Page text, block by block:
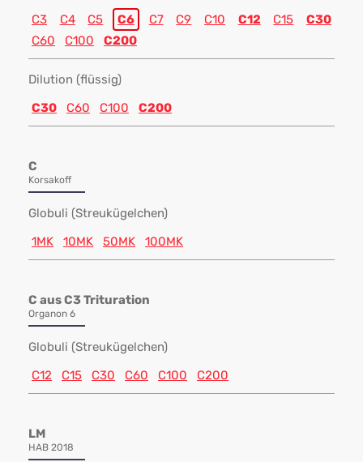
C3 C4 C5 C6 C7 C9 C10 C12 C15
C30
C60
C100 C200
Dilution (flüssig)
C30
C60 C100 C200
C
Korsakoff
Globuli (Streukügelchen)
1MK
10MK 50MK 100MK
C aus C3 Trituration
Organon 6
Globuli (Streukügelchen)
C12
C15 C30 C60 C100 C200
LM
HAB 2018